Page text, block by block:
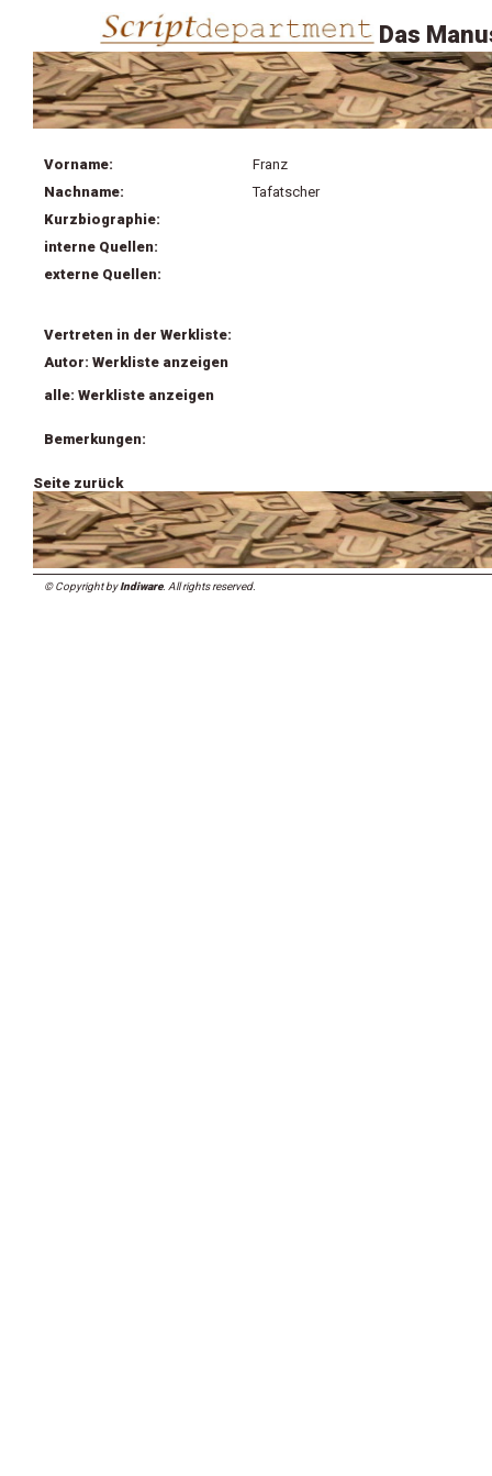
Das
Vorname:
Franz
Nachname:
Tafatscher
Kurzbiographie:
interne Quellen:
externe Quellen:
Vertreten in der Werkliste:
Autor: Werkliste anzeigen
alle: Werkliste anzeigen
Bemerkungen:
Seite zurück
© Copyright byIndiware. All rights reserved.